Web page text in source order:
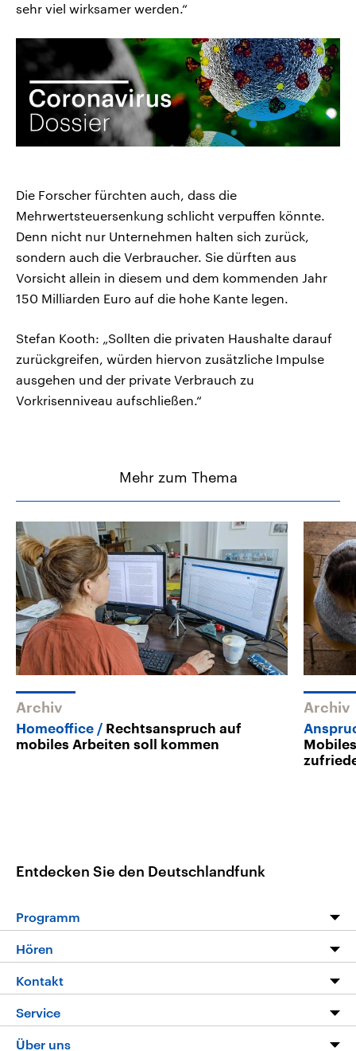
sehr viel wirksamer werden.“
Die Forscher fürchten auch, dass die
Mehrwertsteuersenkung schlicht verpuffen könnte.
Denn nicht nur Unternehmen halten sich zurück,
sondern auch die Verbraucher. Sie dürften aus
Vorsicht allein in diesem und dem kommenden Jahr
150 Milliarden Euro auf die hohe Kante legen.
Stefan Kooth: „Sollten die privaten Haushalte darauf
zurückgreifen, würden hiervon zusätzliche Impulse
ausgehen und der private Verbrauch zu
Vorkrisenniveau aufschließen.“
Mehr zum Thema
Archiv
Homeoffice
Rechtsanspruch auf
mobiles Arbeiten soll kommen
Archiv
Entdecken Sie den Deutschlandfunk
Programm
Programm
Die Nachrichten
Nachrichtenleicht
Neue Beiträge auf dlf.de
Hören
Livestream
Podcasts
Kontakt
Hörerservice
Service
FAQ
Über uns